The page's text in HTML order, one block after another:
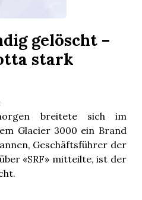
gelöscht –
stark
breitete sich im
Glacier 3000 ein Brand
Geschäftsführer der
«SRF» mitteilte, ist der